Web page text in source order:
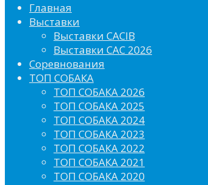
Главная
Выставки
Выставки CACIB
Выставки САС 2026
Соревнования
ТОП СОБАКА
ТОП СОБАКА 2026
ТОП СОБАКА 2025
ТОП СОБАКА 2024
ТОП СОБАКА 2023
ТОП СОБАКА 2022
ТОП СОБАКА 2021
ТОП СОБАКА 2020